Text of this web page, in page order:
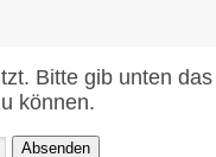
Bitte gib unten das
können.